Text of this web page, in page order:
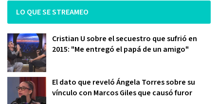
LO QUE SE STREAMEO
Cristian U sobre el secuestro que sufrió en
2015: "Me entregó el papá de un amigo"
El dato que reveló Ángela Torres sobre su
vínculo con Marcos Giles que causó furor